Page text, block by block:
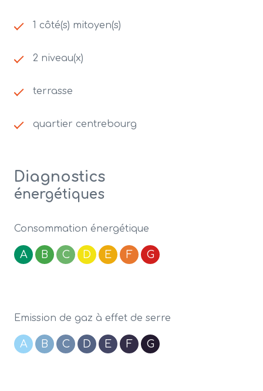
1 côté(s) mitoyen(s)
2 niveau(x)
terrasse
quartier centrebourg
Diagnostics
énergétiques
Consommation énergétique
A B C D E F G
Emission de gaz à effet de serre
A B C D E F G